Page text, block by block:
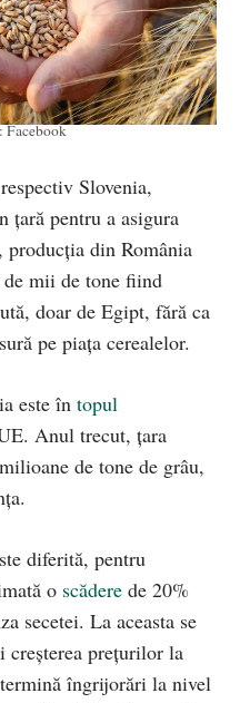
Facebook
Slovenia,
țară pentru a asigura
producția din România
de mii de tone fiind
doar de Egipt, fără ca
pe piața cerealelor.
este în topul
Anul trecut, țara
de tone de grâu,
diferită, pentru
o scădere de 20%
secetei. La aceasta se
creșterea prețurilor la
îngrijorări la nivel